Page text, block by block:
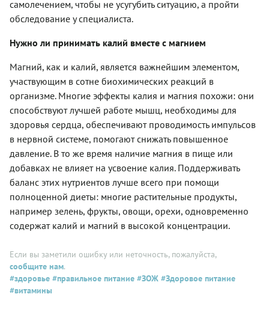
самолечением, чтобы не усугубить ситуацию, а пройти
обследование у специалиста.
Нужно ли принимать калий вместе с магнием
Магний, как и калий, является важнейшим элементом,
участвующим в сотне биохимических реакций в
организме. Многие эффекты калия и магния похожи: они
способствуют лучшей работе мышц, необходимы для
здоровья сердца, обеспечивают проводимость импульсов
в нервной системе, помогают снижать повышенное
давление. В то же время наличие магния в пище или
добавках не влияет на усвоение калия. Поддерживать
баланс этих нутриентов лучше всего при помощи
полноценной диеты: многие растительные продукты,
например зелень, фрукты, овощи, орехи, одновременно
содержат калий и магний в высокой концентрации.
Если вы заметили ошибку или неточность, пожалуйста,
сообщите нам.
#здоровье #правильное питание #ЗОЖ #Здоровое питание
#витамины